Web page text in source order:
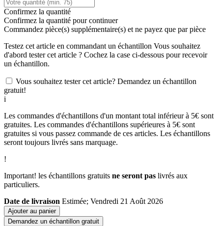
Confirmez la quantité
Confirmez la quantité pour continuer
Commandez pièce(s) supplémentaire(s) et ne payez que par pièce
Testez cet article en commandant un échantillon Vous souhaitez
d'abord tester cet article ? Cochez la case ci-dessous pour recevoir
un échantillon.
Vous souhaitez tester cet article? Demandez un échantillon
gratuit!
i
Les commandes d'échantillons d'un montant total inférieur à 5€ sont
gratuites. Les commandes d'échantillons supérieures à 5€ sont
gratuites si vous passez commande de ces articles. Les échantillons
seront toujours livrés sans marquage.
!
Important! les échantillons gratuits ne seront pas livrés aux
particuliers.
Date de livraison Estimée; Vendredi 21 Août 2026
Ajouter au panier
Demandez un échantillon gratuit